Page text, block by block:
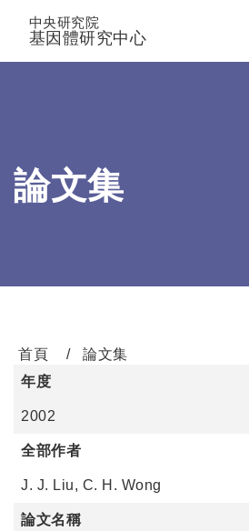
中央研究院
基因體研究中心
論文集
首頁
論文集
年度
2002
全部作者
J. J. Liu, C. H. Wong
論文名稱